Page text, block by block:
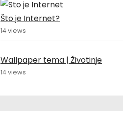
Što je Internet?
14 views
Wallpaper tema | Životinje
14 views